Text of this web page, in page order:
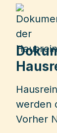
werden
Vorher